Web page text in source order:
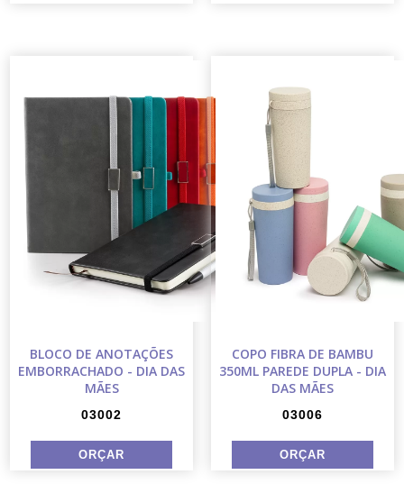
BLOCO DE ANOTAÇÕES
EMBORRACHADO - DIA DAS
MÃES
03002
COPO FIBRA DE BAMBU
350ML PAREDE DUPLA - DIA
DAS MÃES
03006